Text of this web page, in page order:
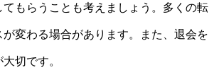
もらうことも考えましょう。多くの転
変わる場合があります。また、退会を
切です。